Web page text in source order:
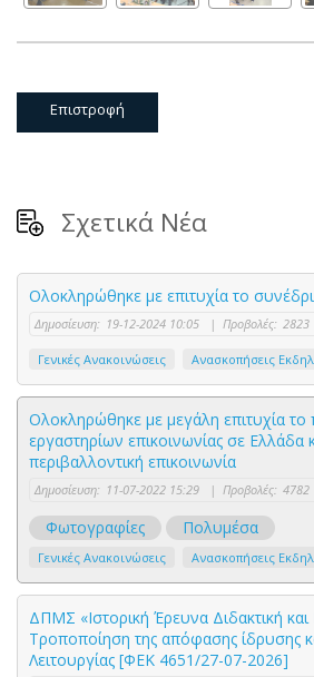
Επιστροφή
Σχετικά Νέα
Ολοκληρώθηκε με επιτυχία το
Δημοσίευση: 19-12-2024 10:05 | Προβολές: 2823
Γενικές Ανακοινώσεις Ανασκοπήσεις
Ολοκληρώθηκε με μεγάλη επιτυχία
εργαστηρίων επικοινωνίας σε Ελλάδα
περιβαλλοντική επικοινωνία
Δημοσίευση: 11-07-2022 15:29 | Προβολές: 4782
Φωτογραφίες Πολυμέσα
Γενικές Ανακοινώσεις Ανασκοπήσεις
ΔΠΜΣ «Ιστορική Έρευνα Διδακτική
Τροποποίηση της απόφασης ίδρυσης
Λειτουργίας [ΦΕΚ 4651/27-07-2026]